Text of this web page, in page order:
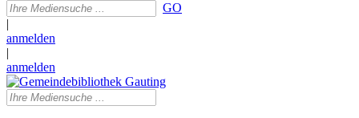
GO
|
anmelden
|
anmelden